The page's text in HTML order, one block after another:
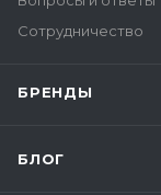
Сотрудничество
БРЕНДЫ
БЛОГ